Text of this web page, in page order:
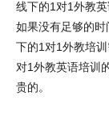
线下的1对1外教
如果没有足够的
下的1对1外教培
对1外教英语培训
贵的。